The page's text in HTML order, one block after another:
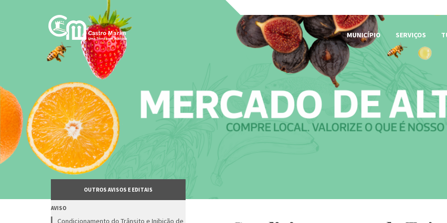
MUNICÍPIO
SERVIÇOS
OUTROS AVISOS E EDITAIS
AVISO
Condicionamento do Trânsito e Inibição de